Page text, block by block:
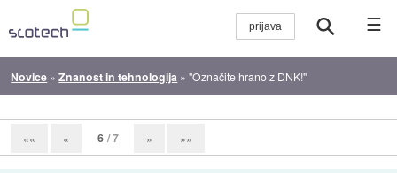
☰
Novice »Znanost in tehnologija »"Označite hrano z DNK!"
«« « 6 / 7 » »»